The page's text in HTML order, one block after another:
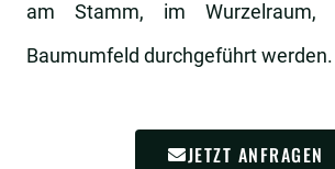
am Stamm, im
Baumumfeld durchgeführt werden.
JETZT ANFRAGEN